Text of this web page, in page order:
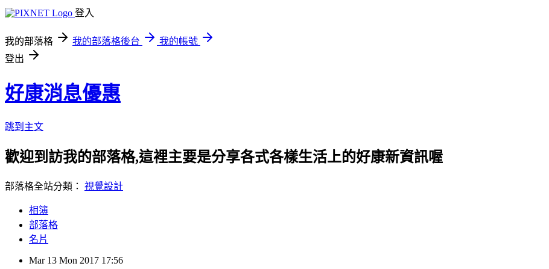
登入
我的部落格 我的部落格後台
我的帳號
登出
好康消息優惠
跳到主文
歡迎到訪我的部落格,這裡主要是分享各式各樣生活上的好康新資訊喔
部落格全站分類： 視覺設計
相簿
部落格
名片
Mar 13 Mon 2017 17:56